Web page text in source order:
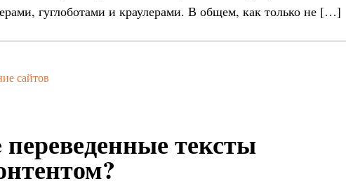
гуглоботами и краулерами. В общем, как только не […]
сайтов
тексты